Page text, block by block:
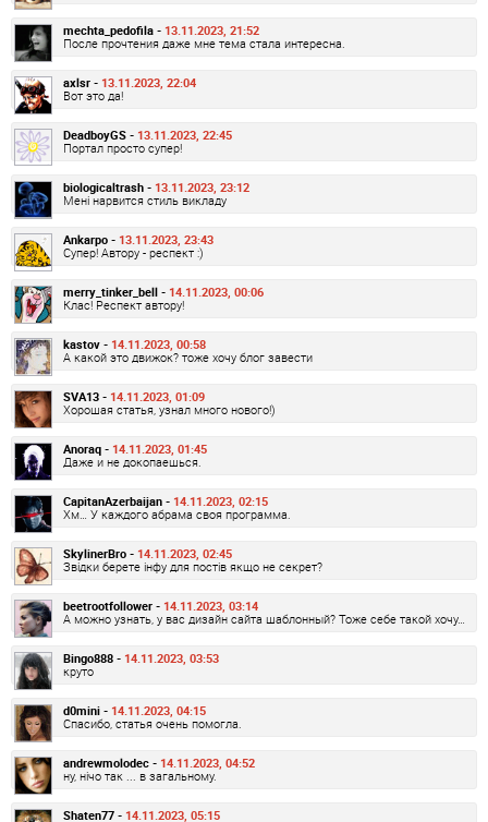
mechta_pedofila - 13.11.2023, 21:52
После прочтения даже мне тема стала интересна.
axlsr - 13.11.2023, 22:04
Вот это да!
DeadboyGS - 13.11.2023, 22:45
Портал просто супер!
biologicaltrash - 13.11.2023, 23:12
Мені нарвится стиль викладу
Ankarpo - 13.11.2023, 23:43
Супер! Автору - респект :)
merry_tinker_bell - 14.11.2023, 00:06
Клас! Респект автору!
kastov - 14.11.2023, 00:58
А какой это движок? тоже хочу блог завести
SVA13 - 14.11.2023, 01:09
Хорошая статья, узнал много нового!)
Anoraq - 14.11.2023, 01:45
Даже и не докопаешься.
CapitanAzerbaijan - 14.11.2023, 02:15
Хм… У каждого абрама своя программа.
SkylinerBro - 14.11.2023, 02:45
Звідки берете інфу для постів якщо не секрет?
beetrootfollower - 14.11.2023, 03:14
А можно узнать, у вас дизайн сайта шаблонный? Тоже себе такой хочу…
Bingo888 - 14.11.2023, 03:53
круто
d0mini - 14.11.2023, 04:15
Спасибо, статья очень помогла.
andrewmolodec - 14.11.2023, 04:52
ну, нічо так ... в загальному.
Shaten77 - 14.11.2023, 05:15